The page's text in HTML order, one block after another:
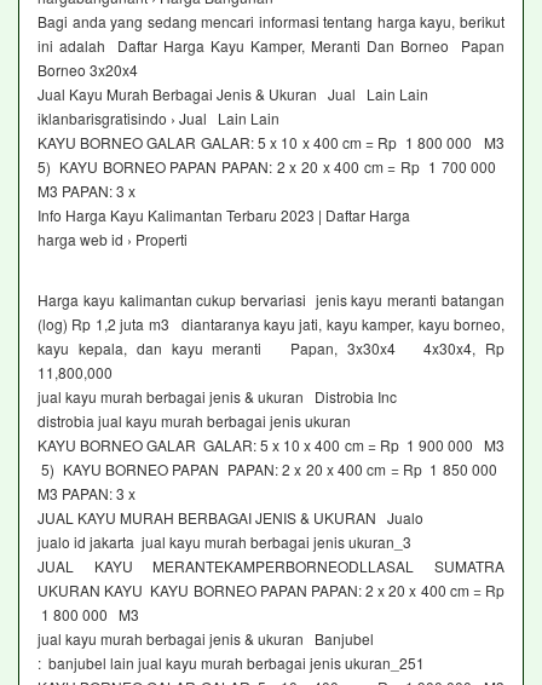
Bagi anda yang sedang mencari informasi tentang harga kayu, berikut
ini adalah Daftar Harga Kayu Kamper, Meranti Dan Borneo Papan
Borneo 3x20x4
Jual Kayu Murah Berbagai Jenis & Ukuran Jual Lain Lain
iklanbarisgratisindo › Jual Lain Lain
KAYU BORNEO GALAR GALAR: 5 x 10 x 400 cm = Rp 1 800 000 M3
5) KAYU BORNEO PAPAN PAPAN: 2 x 20 x 400 cm = Rp 1 700 000
M3 PAPAN: 3 x
Info Harga Kayu Kalimantan Terbaru 2023 | Daftar Harga
harga web id › Properti
Harga kayu kalimantan cukup bervariasi jenis kayu meranti batangan
(log) Rp 1,2 juta m3 diantaranya kayu jati, kayu kamper, kayu borneo,
kayu kepala, dan kayu meranti Papan, 3x30x4 4x30x4, Rp
11,800,000
jual kayu murah berbagai jenis & ukuran Distrobia Inc
distrobia jual kayu murah berbagai jenis ukuran
KAYU BORNEO GALAR GALAR: 5 x 10 x 400 cm = Rp 1 900 000 M3
5) KAYU BORNEO PAPAN PAPAN: 2 x 20 x 400 cm = Rp 1 850 000
M3 PAPAN: 3 x
JUAL KAYU MURAH BERBAGAI JENIS & UKURAN Jualo
jualo id jakarta jual kayu murah berbagai jenis ukuran_3
JUAL KAYU MERANTEKAMPERBORNEODLLASAL SUMATRA
UKURAN KAYU KAYU BORNEO PAPAN PAPAN: 2 x 20 x 400 cm = Rp
1 800 000 M3
jual kayu murah berbagai jenis & ukuran Banjubel
: banjubel lain jual kayu murah berbagai jenis ukuran_251